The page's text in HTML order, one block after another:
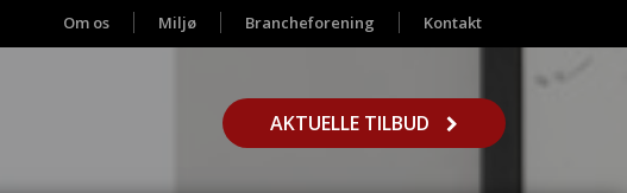
Om os Miljø Brancheforening Kontakt
AKTUELLE TILBUD